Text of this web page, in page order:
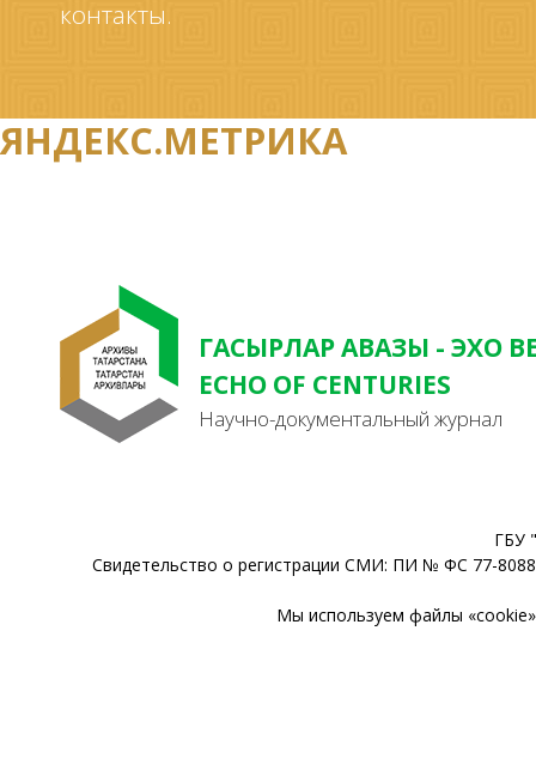
контакты.
ЯНДЕКС.МЕТРИКА
ГАСЫРЛАР АВАЗЫ - ЭХО
ECHO OF CENTURIES
Научно-документальный журнал
ГБУ
Свидетельство о регистрации СМИ: ПИ № ФС 77-
Мы используем файлы «cookie»